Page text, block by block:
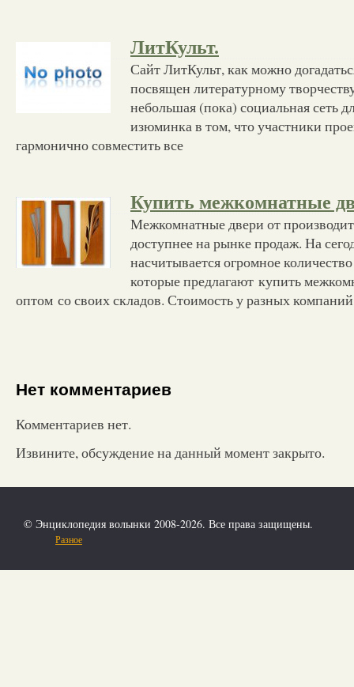
ЛитКульт.
Сайт ЛитКульт, как можно
посвящен литературному
небольшая (пока) социальная сеть
изюминка в том, что участники
гармонично совместить все
Купить межкомнатные
Межкомнатные двери от
доступнее на рынке продаж. На
насчитывается огромное
которые предлагают купить
оптом со своих складов. Стоимость у разных компаний
Нет комментариев
Комментариев нет.
Извините, обсуждение на данный момент закрыто.
© Энциклопедия волынки 2008-2026. Все права защищены.
Разное